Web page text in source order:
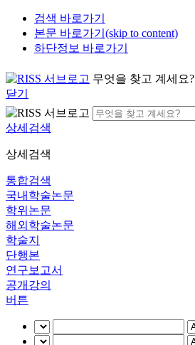
검색 바로가기
본문 바로가기(skip to content)
하단정보 바로가기
무엇을 찾고 계세요?
닫기
상세검색
상세검색
통합검색
국내학술논문
학위논문
해외학술논문
학술지
단행본
연구보고서
공개강의
버튼